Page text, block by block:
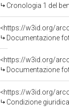
Cronologia 1 del
Documentazione
Documentazione
Condizione